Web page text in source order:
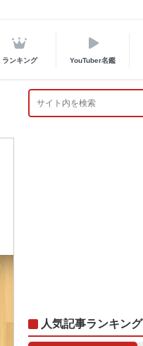
ランキング YouTuber名鑑
人気記事ランキング